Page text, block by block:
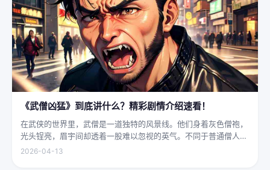
《武僧凶猛》到底讲什么？精彩剧情介绍速看！
在武侠的世界里，武僧是一道独特的风景线。他们身着灰色僧袍，
光头锃亮，眉宇间却透着一股难以忽视的英气。不同于普通僧人的
慈眉善目，武僧的眼神中常常闪烁着锐利的光，仿佛能洞穿一切虚
2026-04-13